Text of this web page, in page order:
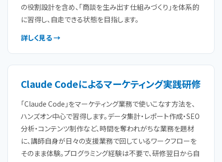
の役割設計を含め、「商談を生み出す仕組みづくり」を体系的
に習得し、自走できる状態を目指します。
詳しく見る →
Claude Codeによるマーケティング実践研修
「Claude Code」をマーケティング業務で使いこなす方法を、
ハンズオン中心で習得します。データ集計・レポート作成・SEO
分析・コンテンツ制作など、時間を奪われがちな業務を題材
に、講師自身が日々の支援業務で回しているワークフローを
そのまま体験。プログラミング経験は不要で、研修翌日から自